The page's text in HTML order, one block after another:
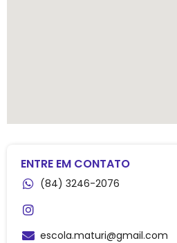
ENTRE EM CONTATO
(84) 3246-2076
escola.maturi@gmail.com